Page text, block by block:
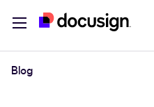
Blog